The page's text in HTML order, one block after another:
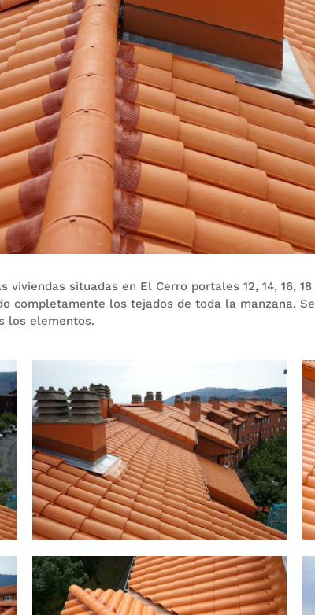
situadas en El Cerro portales 12, 14, 16,
completamente los tejados de toda la manzana.
los elementos.